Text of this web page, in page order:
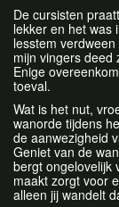
De cursisten
lekker en het was
lesstem
mijn vingers deed
Enige
toeval.
Wat is het nut,
wanorde tijdens
de aanwezigheid
Geniet van de
bergt ongelovelijk
maakt zorgt voor
alleen jij wandelt